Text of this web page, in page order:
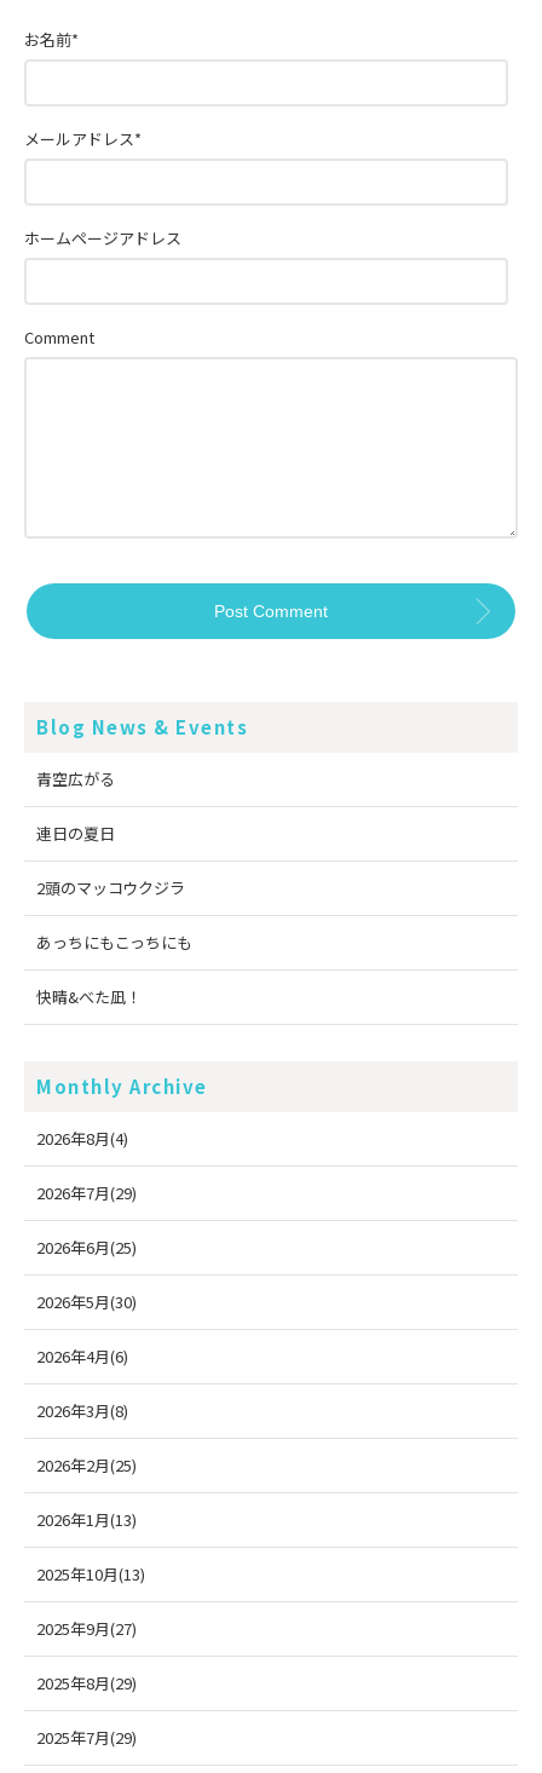
Comment
お名前*
メールアドレス*
ホームページアドレス
Blog News & Events
青空広がる
連日の夏日
2頭のマッコウクジラ
あっちにもこっちにも
快晴&べた凪！
Monthly Archive
2026年8月(4)
2026年7月(29)
2026年6月(25)
2026年5月(30)
2026年4月(6)
2026年3月(8)
2026年2月(25)
2026年1月(13)
2025年10月(13)
2025年9月(27)
2025年8月(29)
2025年7月(29)